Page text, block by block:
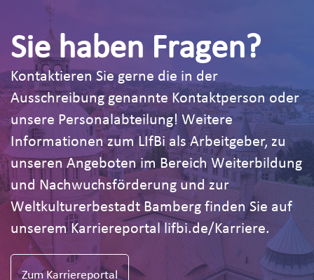
Sie haben Fragen?
Kontaktieren Sie gerne die in der
Ausschreibung genannte Kontaktperson oder
unsere Personalabteilung! Weitere
Informationen zum LIfBi als Arbeitgeber, zu
unseren Angeboten im Bereich Weiterbildung
und Nachwuchsförderung und zur
Weltkulturerbestadt Bamberg finden Sie auf
unserem Karriereportal lifbi.de/Karriere.
Zum Karriereportal